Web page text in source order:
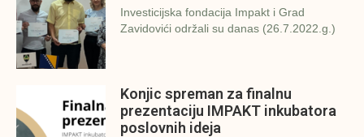
Investicijska fondacija Impakt i Grad
Zavidovići održali su danas (26.7.2022.g.)
Konjic spreman za finalnu
prezentaciju IMPAKT inkubatora
poslovnih ideja